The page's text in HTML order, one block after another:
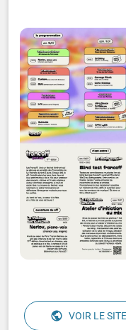
VOIR LE SITE